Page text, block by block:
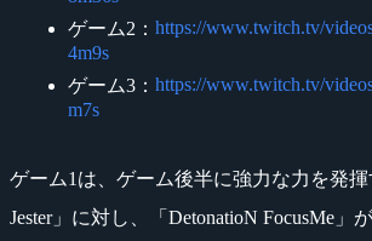
ゲーム2： https://www.twitch.tv/
4m9s
ゲーム3： https://www.twitch.tv/
m7s
ゲーム1は、ゲーム後半に強力な力を発揮
Jester」に対し、「DetonatioN FocusMe」